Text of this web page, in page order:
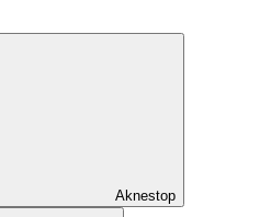
Aknestop